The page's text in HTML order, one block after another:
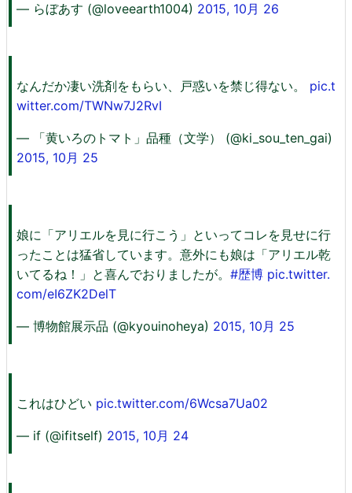
— らぼあす (@loveearth1004) 2015, 10月 26
なんだか凄い洗剤をもらい、戸惑いを禁じ得ない。 pic.t
witter.com/TWNw7J2RvI
— 「黄いろのトマト」品種（文学） (@ki_sou_ten_gai)
2015, 10月 25
娘に「アリエルを見に行こう」といってコレを見せに行
ったことは猛省しています。意外にも娘は「アリエル乾
いてるね！」と喜んでおりましたが。 #歴博 pic.twitter.
com/eI6ZK2DelT
— 博物館展示品 (@kyouinoheya) 2015, 10月 25
これはひどい pic.twitter.com/6Wcsa7Ua02
— if (@ifitself) 2015, 10月 24